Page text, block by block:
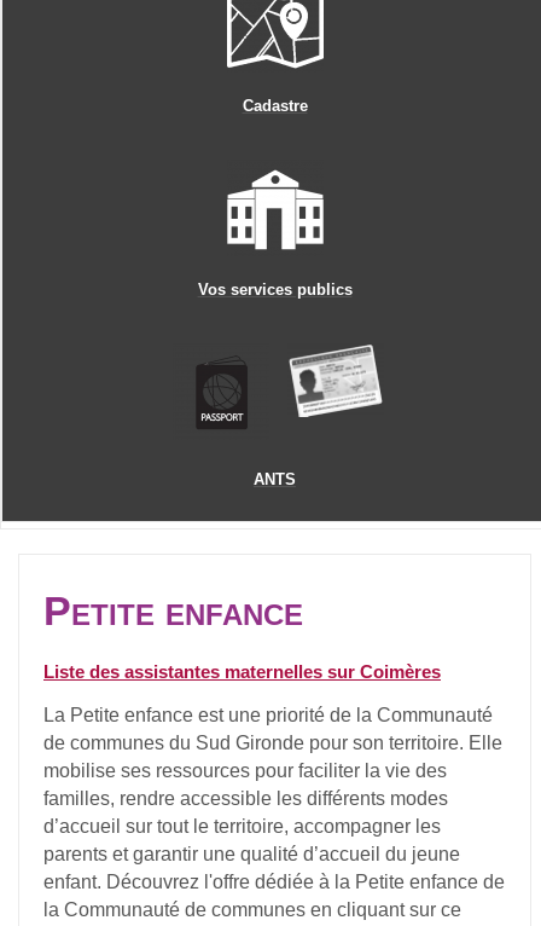
Cadastre
Vos services publics
ANTS
Petite enfance
Liste des assistantes maternelles sur Coimères
La Petite enfance est une priorité de la Communauté
de communes du Sud Gironde pour son territoire. Elle
mobilise ses ressources pour faciliter la vie des
familles, rendre accessible les différents modes
d’accueil sur tout le territoire, accompagner les
parents et garantir une qualité d’accueil du jeune
enfant. Découvrez l'offre dédiée à la Petite enfance de
la Communauté de communes en cliquant sur ce